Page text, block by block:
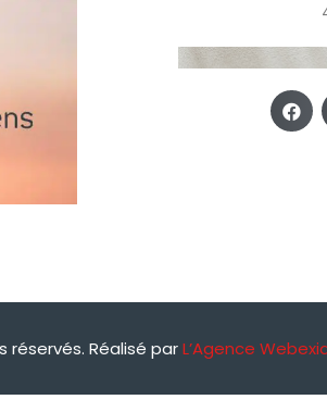
réservés. Réalisé parL’Agence